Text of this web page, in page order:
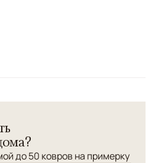
до 50 ковров на примерку